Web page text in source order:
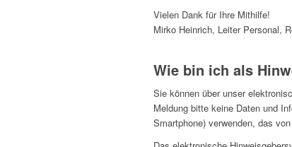
Vielen Dank für Ihre Mithilfe!
Mirko Heinrich, Leiter Personal,
Wie bin ich als
Sie können über unser
Meldung bitte keine Daten und
Smartphone) verwenden, das